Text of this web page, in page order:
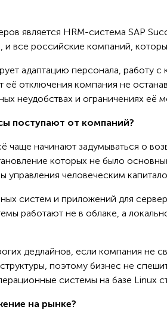
является HRM-система SAP
и все российские компаний,
адаптацию персонала, работу
её отключения компания не
неудобствах и ограничениях её
поступают от компаний?
чаще начинают задумываться о
которых не было
управления человеческим
систем и приложений для
работают не в облаке, а
дедлайнов, если компания не
поэтому бизнес не
системы на базе Linux
на рынке?